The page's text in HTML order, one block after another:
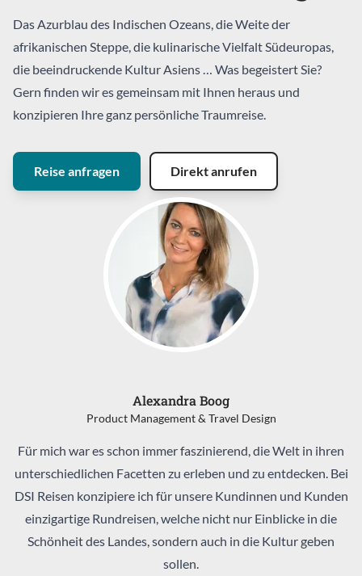
Das Azurblau des Indischen Ozeans, die Weite der
afrikanischen Steppe, die kulinarische Vielfalt Südeuropas,
die beeindruckende Kultur Asiens … Was begeistert Sie?
Gern finden wir es gemeinsam mit Ihnen heraus und
konzipieren Ihre ganz persönliche Traumreise.
Reise anfragen Direkt anrufen
Alexandra Boog
Product Management & Travel Design
Für mich war es schon immer faszinierend, die Welt in ihren
unterschiedlichen Facetten zu erleben und zu entdecken. Bei
DSI Reisen konzipiere ich für unsere Kundinnen und Kunden
einzigartige Rundreisen, welche nicht nur Einblicke in die
Schönheit des Landes, sondern auch in die Kultur geben
sollen.